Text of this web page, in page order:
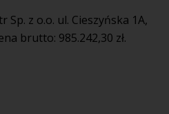
z o.o. ul. Cieszyńska 1A,
brutto: 985.242,30 zł.